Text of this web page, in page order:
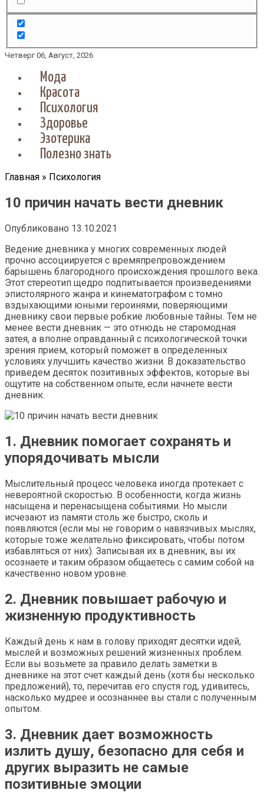
Четверг 06, Август, 2026
Мода
Красота
Психология
Здоровье
Эзотерика
Полезно знать
Главная » Психология
10 причин начать вести дневник
Опубликовано 13.10.2021
Ведение дневника у многих современных людей
прочно ассоциируется с времяпрепровождением
барышень благородного происхождения прошлого века.
Этот стереотип щедро подпитывается произведениями
эпистолярного жанра и кинематографом с томно
вздыхающими юными героинями, поверяющими
дневнику свои первые робкие любовные тайны. Тем не
менее вести дневник — это отнюдь не старомодная
затея, а вполне оправданный с психологической точки
зрения прием, который поможет в определенных
условиях улучшить качество жизни. В доказательство
приведем десяток позитивных эффектов, которые вы
ощутите на собственном опыте, если начнете вести
дневник.
1. Дневник помогает сохранять и
упорядочивать мысли
Мыслительный процесс человека иногда протекает с
невероятной скоростью. В особенности, когда жизнь
насыщена и перенасыщена событиями. Но мысли
исчезают из памяти столь же быстро, сколь и
появляются (если мы не говорим о навязчивых мыслях,
которые тоже желательно фиксировать, чтобы потом
избавляться от них). Записывая их в дневник, вы их
осознаете и таким образом общаетесь с самим собой на
качественно новом уровне.
2. Дневник повышает рабочую и
жизненную продуктивность
Каждый день к нам в голову приходят десятки идей,
мыслей и возможных решений жизненных проблем.
Если вы возьмете за правило делать заметки в
дневнике на этот счет каждый день (хотя бы несколько
предложений), то, перечитав его спустя год, удивитесь,
насколько мудрее и осознаннее вы стали с полученным
опытом.
3. Дневник дает возможность
излить душу, безопасно для себя и
других выразить не самые
позитивные эмоции